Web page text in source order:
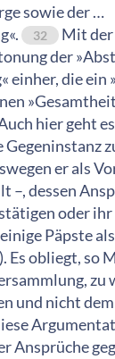
sowie der …
32
Mit
der
einher, die ein
hier geht
er als
–, dessen
oder
Päpste
Es obliegt, so
zu
und nicht
Ansprüche